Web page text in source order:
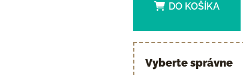
DO KOŠÍKA
Vyberte správne